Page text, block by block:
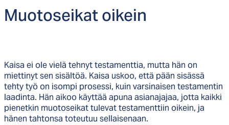
Muo­to­sei­kat oi­kein
Kaisa ei ole vielä tehnyt testamenttia, mutta hän on
miettinyt sen sisältöä. Kaisa uskoo, että pään sisässä
tehty työ on isompi prosessi, kuin varsinaisen testamentin
laadinta. Hän aikoo käyttää apuna asianajajaa, jotta kaikki
pienetkin muotoseikat tulevat testamenttiin oikein, ja
hänen tahtonsa toteutuu sellaisenaan.